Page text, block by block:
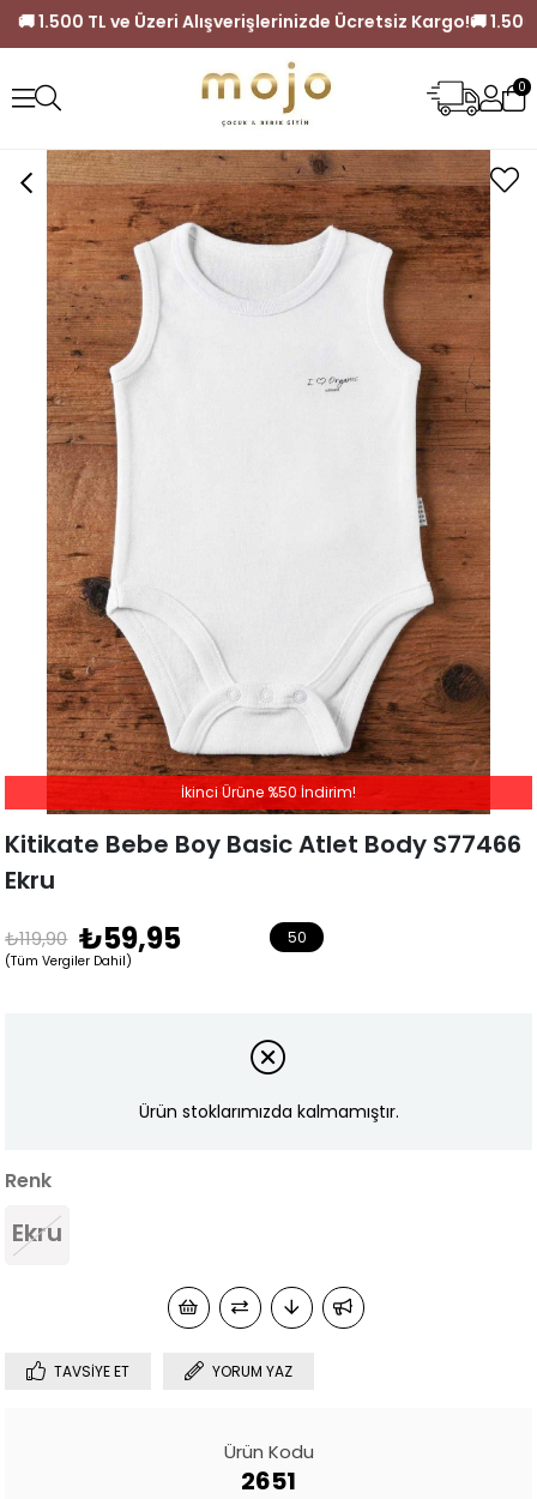
Kargo! 🚚 1.500 TL ve Üzeri Alışverişlerinizde Ücretsiz
0
Kitikate Bebe Boy Basic Atlet Body S77466
Ekru
₺119,90 ₺59,95
(Tüm Vergiler Dahil)
50
İkinci Ürüne %50 İndirim!
Ürün stoklarımızda kalmamıştır.
Renk
Ekru
TAVSIYE ET YORUM YAZ
Ürün Kodu
2651